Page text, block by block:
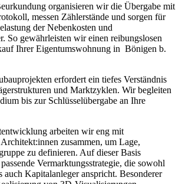
organisieren wir die Übergabe mit
messen Zählerstände und sorgen für
der Nebenkosten und
So gewährleisten wir einen reibungslosen
Ihrer Eigentumswohnung in Bönigen b.
erfordert ein tiefes Verständnis
und Marktzyklen. Wir begleiten
bis zur Schlüsselübergabe an Ihre
arbeiten wir eng mit
zusammen, um Lage,
zu definieren. Auf dieser Basis
Vermarktungsstrategie, die sowohl
auch Kapitalanleger anspricht. Besonderer